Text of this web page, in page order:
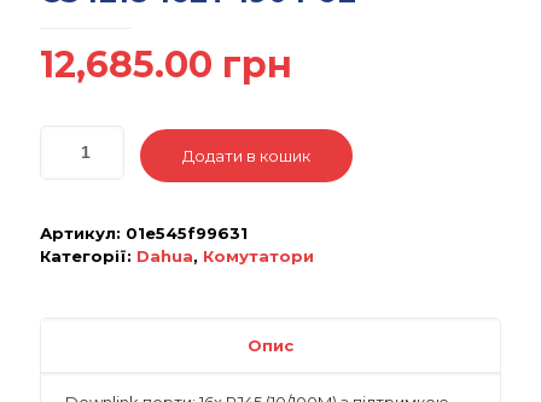
12,685.00 грн
Додати в кошик
Артикул: 01e545f99631
Категорії: Dahua, Комутатори
Опис